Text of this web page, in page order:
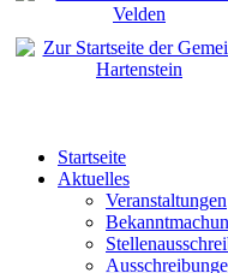
Startseite
Aktuelles
Veranstaltungen